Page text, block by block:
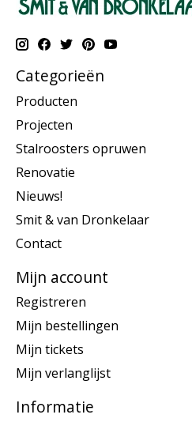
Categorieën
Producten
Projecten
Stalroosters opruwen
Renovatie
Nieuws!
Smit & van Dronkelaar
Contact
Mijn account
Registreren
Mijn bestellingen
Mijn tickets
Mijn verlanglijst
Informatie